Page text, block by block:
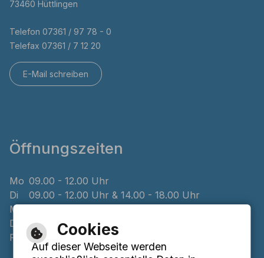
73460 Hüttlingen
Telefon 07361 / 97 78 - 0
Telefax 07361 / 7 12 20
E-Mail schreiben
Öffnungszeiten
Mo 09.00 - 12.00 Uhr
Di
09.00 - 12.00 Uhr & 14.00 - 18.00 Uhr
Mi
Do
08.00 - 12.00 Uhr & 14.00 - 16.00 Uhr
Fr
09.00 - 12.00 Uhr
Cookies
Auf dieser Webseite werden